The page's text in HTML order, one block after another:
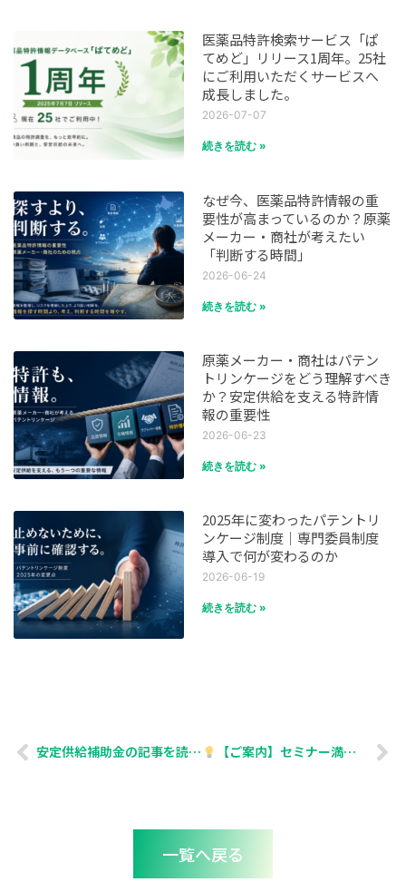
医薬品特許検索サービス「ぱ
てめど」リリース1周年。25社
にご利用いただくサービスへ
成長しました。
2026-07-07
続きを読む »
なぜ今、医薬品特許情報の重
要性が高まっているのか？原薬
メーカー・商社が考えたい
「判断する時間」
2026-06-24
続きを読む »
原薬メーカー・商社はパテン
トリンケージをどう理解すべき
か？安定供給を支える特許情
報の重要性
2026-06-23
続きを読む »
2025年に変わったパテントリ
ンケージ制度｜専門委員制度
導入で何が変わるのか
2026-06-19
続きを読む »
安定供給補助金の記事を読んでいたら 【ご案内】セミナー満席につき、企業向けセミナーをスタートします！動画配信も検討します。
一覧へ戻る